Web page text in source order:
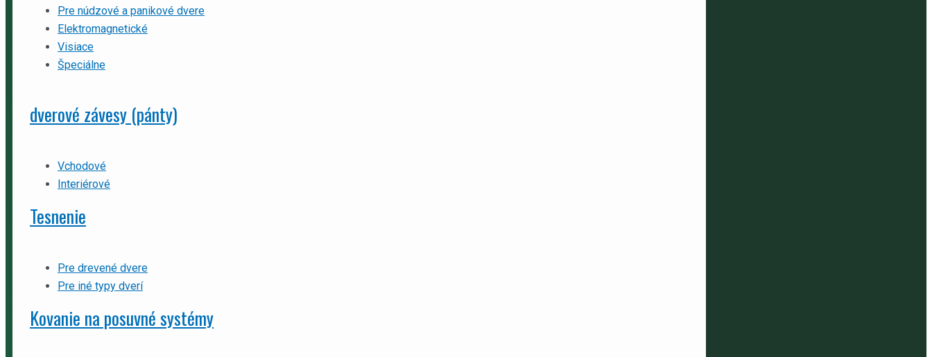
Pre núdzové a panikové dvere
Elektromagnetické
Visiace
Špeciálne
dverové závesy (pánty)
Vchodové
Interiérové
Tesnenie
Pre drevené dvere
Pre iné typy dverí
Kovanie na posuvné systémy